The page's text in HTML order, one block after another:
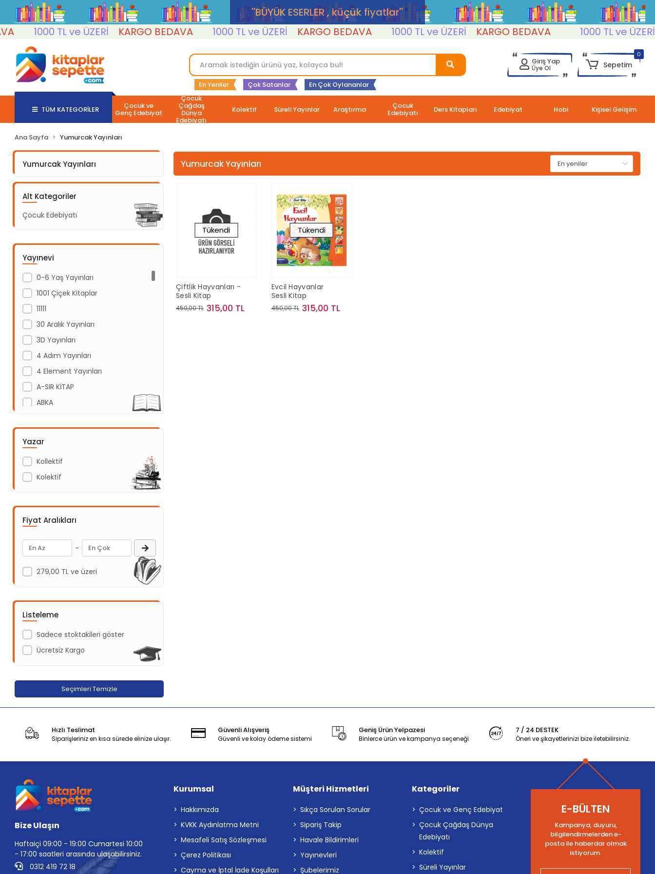
''BÜYÜK ESERLER , küçük fiyatlar''
1000 TL ve ÜZERİ
KARGO BEDAVA 1000 TL ve ÜZERİ KARGO BEDAVA 1000 TL ve ÜZERİ KARGO BEDAVA 1000 TL ve ÜZERİ
En Yeniler Çok Satanlar En Çok Oylananlar
Giriş Yap
Üye Ol
0
Sepetim
TÜM KATEGORİLER Çocuk ve
Genç Edebiyat
Çocuk
Çağdaş
Dünya
Edebiyatı
Kolektif Süreli Yayınlar Araştırma Çocuk
Edebiyatı Ders Kitapları Edebiyat Hobi Kişisel Gelişim
Ana Sayfa Yumurcak Yayınları
Yumurcak Yayınları
Alt Kategoriler
Çocuk Edebiyatı
Yayınevi
0-6 Yaş Yayınları
1001 Çiçek Kitaplar
11111
30 Aralık Yayınları
3D Yayınları
4 Adım Yayınları
4 Element Yayınları
A-SIR KİTAP
ABKA
Acil Yayınları
Açı Yayınları
ADAKÜLTÜR
Aden Yayıncılık
Aganta Yayınları
Agapi Yayınları
Aihao
Akabe ahediyelik
AKABE HEDİYELİK
Akademi Çocuk
Akademi Çocuk - Funny Mat
Akaşa Yayınları
Akçağ Yayınları
Akıl Çelen Kitaplar
Akılçelen kitapları
Aktif Öğrenme Yayınları
Alem Yayınları
Alfa Yayınları
Algola Medya Yayınları
Alter Yayıncılık
Altın Çocuk
Altın Karma Komisyon
Yazar
Kollektif
Kolektif
Fiyat Aralıkları
-
279,00 TL ve üzeri
Listeleme
Sadece stoktakileri göster
Ücretsiz Kargo
Seçimleri Temizle
Yumurcak Yayınları
Tükendi
Çiftlik Hayvanları -
Sesli Kitap
450,00 TL 315,00 TL
Tükendi
Evcil Hayvanlar
Sesli Kitap
450,00 TL 315,00 TL
Hızlı Teslimat
Siparişleriniz en kısa sürede elinize ulaşır.
Güvenli Alışveriş
Güvenli ve kolay ödeme sistemi
Geniş Ürün Yelpazesi
Binlerce ürün ve kampanya seçeneği
7 / 24 DESTEK
Öneri ve şikayetlerinizi bize iletebilirsiniz.
Bize Ulaşın
Haftaiçi 09:00 - 19:00 Cumartesi 10:00
- 17:00 saatleri arasında ulaşabilirsiniz.
0312 419 72 18
Kurumsal
Hakkımızda
KVKK Aydınlatma Metni
Mesafeli Satış Sözleşmesi
Çerez Politikası
Cayma ve İptal İade Koşulları
Müşteri Hizmetleri
Sıkça Sorulan Sorular
Sipariş Takip
Havale Bildirimleri
Yayınevleri
Şubelerimiz
Kategoriler
Çocuk ve Genç Edebiyat
Çocuk Çağdaş Dünya
Edebiyatı
Kolektif
Süreli Yayınlar
E-BÜLTEN
Kampanya, duyuru,
bilgilendirmelerden e-
posta ile haberdar olmak
istiyorum.